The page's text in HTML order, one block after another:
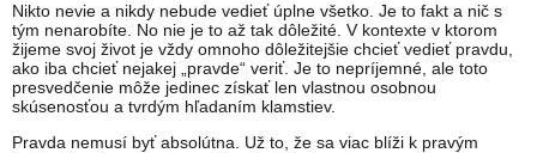
Nikto nevie a nikdy nebude vedieť úplne všetko. Je to fakt a nič s
tým nenarobíte. No nie je to až tak dôležité. V kontexte v ktorom
žijeme svoj život je vždy omnoho dôležitejšie chcieť vedieť pravdu,
ako iba chcieť nejakej „pravde“ veriť. Je to nepríjemné, ale toto
presvedčenie môže jedinec získať len vlastnou osobnou
skúsenosťou a tvrdým hľadaním klamstiev.
Pravda nemusí byť absolútna. Už to, že sa viac blíži k pravým